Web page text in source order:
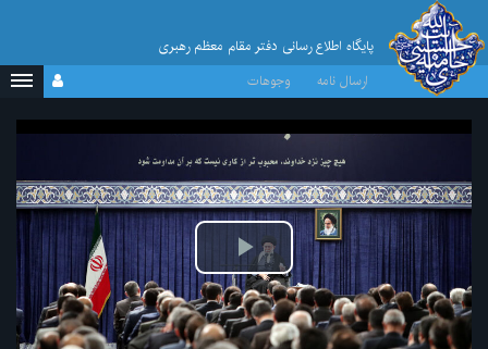
پایگاه اطلاع رسانی دفتر مقام معظم رهبری
ارسال نامه
وجوهات
پخش
ویدیو